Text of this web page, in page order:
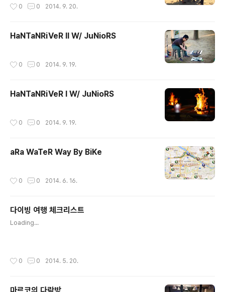
0 0 2014. 9. 20.
HaNTaNRiVeR II W/ JuNioRS
0 0 2014. 9. 19.
HaNTaNRiVeR I W/ JuNioRS
0 0 2014. 9. 19.
aRa WaTeR Way By BiKe
0 0 2014. 6. 16.
다이빙 여행 체크리스트
Loading...
0 0 2014. 5. 20.